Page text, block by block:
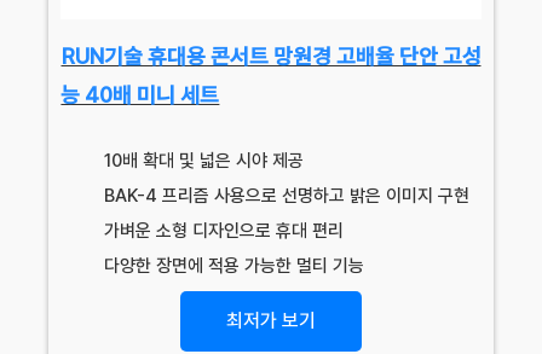
RUN기술 휴대용 콘서트 망원경 고배율 단안 고성
능 40배 미니 세트
10배 확대 및 넓은 시야 제공
BAK-4 프리즘 사용으로 선명하고 밝은 이미지 구현
가벼운 소형 디자인으로 휴대 편리
다양한 장면에 적용 가능한 멀티 기능
최저가 보기